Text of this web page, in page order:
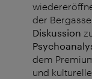
der
Diskussion
dem
und